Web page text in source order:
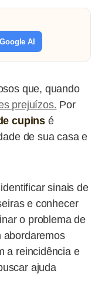
Google AI
que, quando
prejuízos. Por
cupins é
de sua casa e
sinais de
e conhecer
o problema de
abordaremos
a reincidência e
ajuda